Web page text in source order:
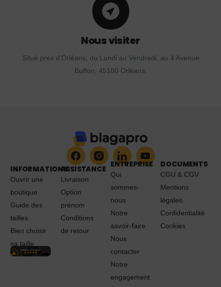
Nous visiter
Situé près d'Orléans, du Lundi au Vendredi, au 4 Avenue
Buffon, 45100 Orléans.
INFORMATIONS
Ouvrir une
boutique
Guide des
tailles
Bien choisir
sa taille
ASSISTANCE
Livraison
Option
prénom
Conditions
de retour
ENTREPRISE
Qui
sommes-
nous
Notre
savoir-faire
Nous
contacter
Notre
engagement
DOCUMENTS
CGU & CGV
Mentions
légales
Confidentialité
Cookies